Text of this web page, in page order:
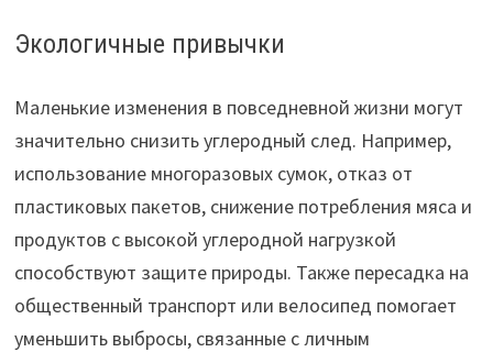
Экологичные привычки
Маленькие изменения в повседневной жизни могут
значительно снизить углеродный след. Например,
использование многоразовых сумок, отказ от
пластиковых пакетов, снижение потребления мяса и
продуктов с высокой углеродной нагрузкой
способствуют защите природы. Также пересадка на
общественный транспорт или велосипед помогает
уменьшить выбросы, связанные с личным